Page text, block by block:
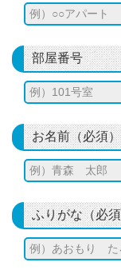
部屋番号
お名前（必須）
ふりがな（必